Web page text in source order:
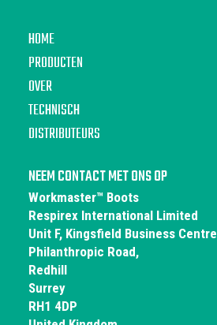
HOME
PRODUCTEN
OVER
TECHNISCH
DISTRIBUTEURS
NEEM CONTACT MET ONS OP
Workmaster™ Boots
Respirex International Limited
Unit F, Kingsfield Business Centre
Philanthropic Road,
Redhill
Surrey
RH1 4DP